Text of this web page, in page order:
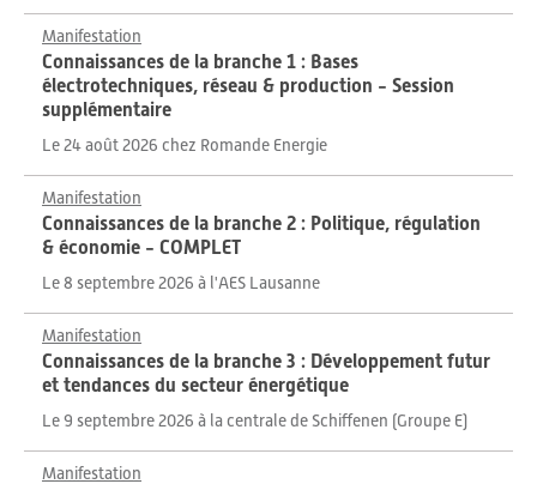
Manifestation
Connaissances de la branche 1 : Bases
électrotechniques, réseau & production - Session
supplémentaire
Le 24 août 2026 chez Romande Energie
Manifestation
Connaissances de la branche 2 : Politique, régulation
& économie - COMPLET
Le 8 septembre 2026 à l'AES Lausanne
Manifestation
Connaissances de la branche 3 : Développement futur
et tendances du secteur énergétique
Le 9 septembre 2026 à la centrale de Schiffenen (Groupe E)
Manifestation